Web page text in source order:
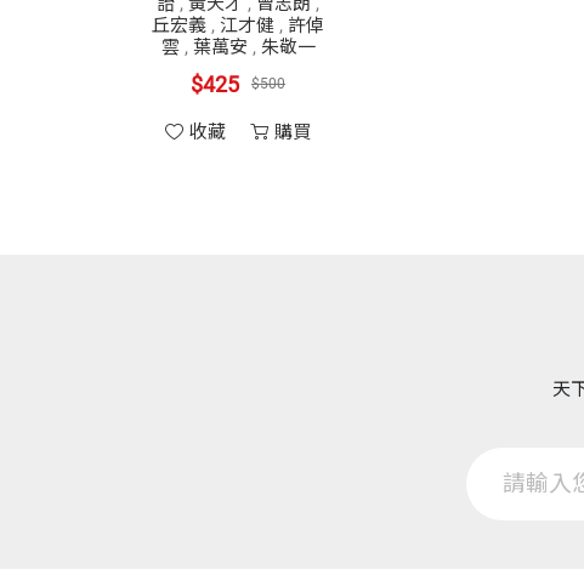
丘宏義 , 江才健 , 許倬
雲, 葉萬安 , 朱敬一
$425 $500
收藏 購買
天